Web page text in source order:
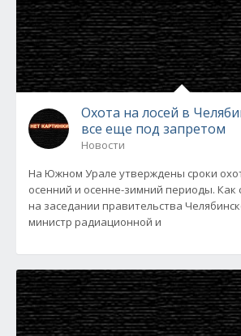
Охота на лосей в
все еще под запретом
Новости
На Южном Урале утверждены сроки
осенний и осенне-зимний периоды. Как
на заседании правительства
министр радиационной и